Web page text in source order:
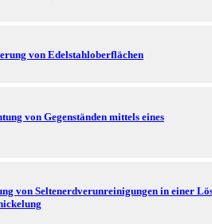
von Edelstahloberflächen
von Gegenständen mittels eines
von Seltenerdverunreinigungen in einer